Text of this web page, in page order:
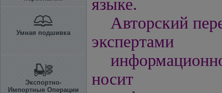
Умная подшивка
Экспортно-
Импортные Операции
языке.
Авторский
экспертами
носит